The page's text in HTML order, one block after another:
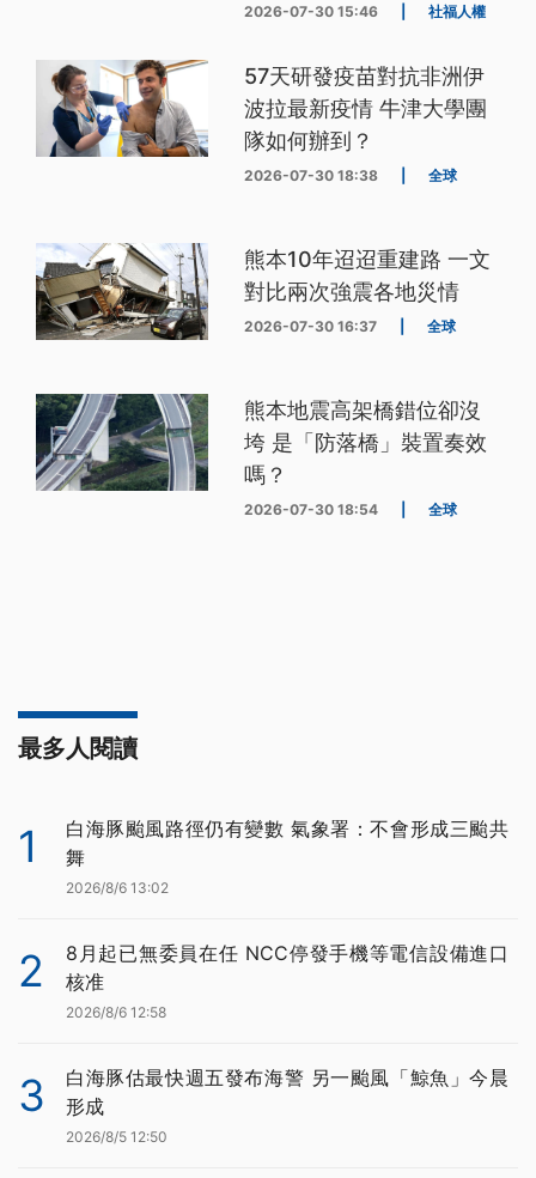
2026-07-30 15:46 社福人權
57天研發疫苗對抗非洲伊
波拉最新疫情 牛津大學團
隊如何辦到？
2026-07-30 18:38 全球
熊本10年迢迢重建路 一文
對比兩次強震各地災情
2026-07-30 16:37 全球
熊本地震高架橋錯位卻沒
垮 是「防落橋」裝置奏效
嗎？
2026-07-30 18:54 全球
最多人閱讀
1
白海豚颱風路徑仍有變數 氣象署：不會形成三颱共
舞
2026/8/6 13:02
2
8月起已無委員在任 NCC停發手機等電信設備進口
核准
2026/8/6 12:58
3
白海豚估最快週五發布海警 另一颱風「鯨魚」今晨
形成
2026/8/5 12:50